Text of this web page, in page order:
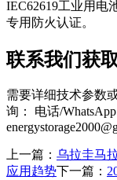
IEC62619工业用电
专用防火认证。
联系我们获
需要详细技术参数
询： 电话/
上一篇： 乌拉圭马
应用趋势下一篇：